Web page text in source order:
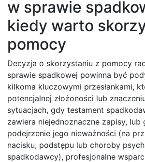
w sprawie
kiedy warto
pomocy
Decyzja o skorzystaniu z pomocy
sprawie spadkowej powinna być
kilkoma kluczowymi przesłankami,
potencjalnej złożoności lub
sytuacjach, gdy testament
zawiera niejednoznaczne zapisy, lub
podejrzenie jego nieważności (na
nacisku, podstępu lub choroby
spadkodawcy), profesjonalne